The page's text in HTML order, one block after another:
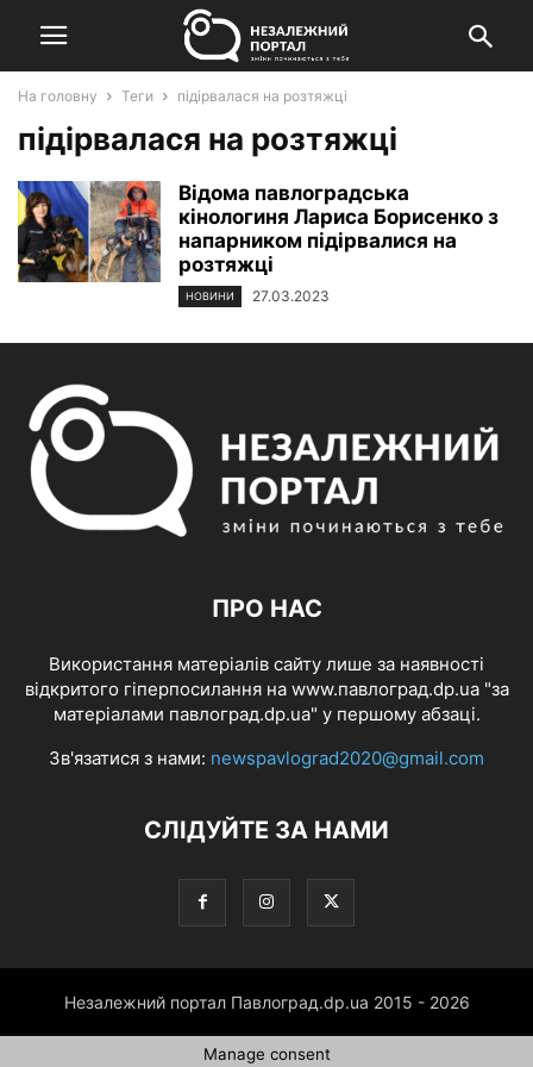
На головну Теги підірвалася на розтяжці
підірвалася на розтяжці
Відома павлоградська
кінологиня Лариса Борисенко з
напарником підірвалися на
розтяжці
НОВИНИ 27.03.2023
ПРО НАС
Використання матеріалів сайту лише за наявності
відкритого гіперпосилання на www.павлоград.dp.ua "за
матеріалами павлоград.dp.ua" у першому абзаці.
Зв'язатися з нами: newspavlograd2020@gmail.com
СЛІДУЙТЕ ЗА НАМИ
Незалежний портал Павлоград.dp.ua 2015 - 2026
Manage consent